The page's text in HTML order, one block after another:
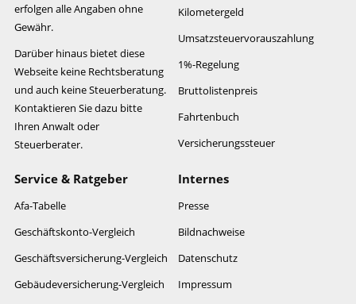
erfolgen alle Angaben ohne
Gewähr.
Darüber hinaus bietet diese
Webseite keine Rechtsberatung
und auch keine Steuerberatung.
Kontaktieren Sie dazu bitte
Ihren Anwalt oder
Steuerberater.
Kilometergeld
Umsatzsteuervorauszahlung
1%-Regelung
Bruttolistenpreis
Fahrtenbuch
Versicherungssteuer
Service & Ratgeber
Afa-Tabelle
Geschäftskonto-Vergleich
Geschäftsversicherung-Vergleich
Gebäudeversicherung-Vergleich
Internes
Presse
Bildnachweise
Datenschutz
Impressum